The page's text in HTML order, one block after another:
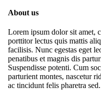
About us
Lorem ipsum dolor sit amet,
porttitor lectus quis mattis
facilisis. Nunc egestas eget
penatibus et magnis dis
Suspendisse potenti. Cum
parturient montes, nascetur
ac tincidunt felis pharetra